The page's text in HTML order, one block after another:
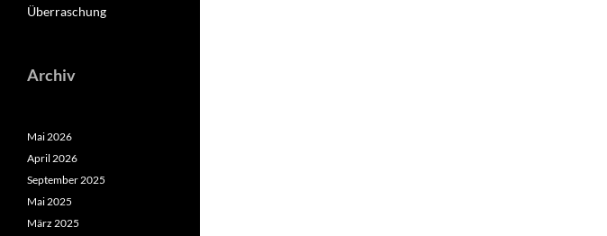
Überraschung
Archiv
Mai 2026
April 2026
September 2025
Mai 2025
März 2025